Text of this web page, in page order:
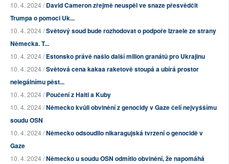
10. 4. 2024 /David Cameron zřejmě neuspěl ve snaze přesvědčit
Trumpa o pomoci Uk...
10. 4. 2024 /Světový soud bude rozhodovat o podpoře Izraele ze strany
Německa. T...
10. 4. 2024 /Estonsko právě našlo další milion granátů pro Ukrajinu
10. 4. 2024 /Světová cena kakaa raketově stoupá a ubírá prostor
nelegálnímu pěst...
10. 4. 2024 /Poučení z Haiti a Kuby
10. 4. 2024 /Německo kvůli obvinění z genocidy v Gaze čelí nejvyššímu
soudu OSN
10. 4. 2024 /Německo odsoudilo nikaragujská tvrzení o genocidě v
Gaze
10. 4. 2024 /Německo u soudu OSN odmítlo obvinění, že napomáhá